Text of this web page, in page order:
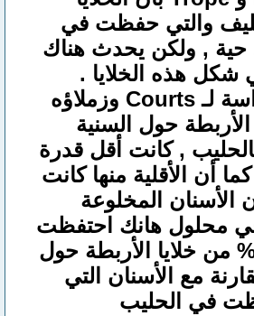
والتي حفظت في
حية , ولكن يحدث هناك
هذه الخلايا .
أوضحت دراسة لـ Courts وزملاؤه
الأربطة حول السنية
, كانت أقل قدرة
أن الأقلية منها كانت
الأسنان المخلوعة
محلول هانك احتفظت
من 50 % من خلايا الأربطة حول
مع الأسنان التي
في الحليب